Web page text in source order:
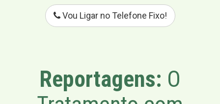
Vou Ligar no Telefone Fixo!
Reportagens: O